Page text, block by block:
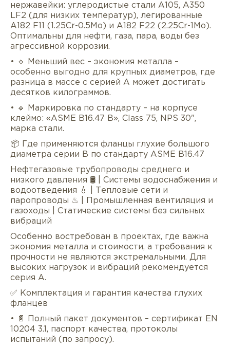
нержавейки: углеродистые стали A105, A350
LF2 (для низких температур), легированные
A182 F11 (1.25Cr-0.5Mo) и A182 F22 (2.25Cr-1Mo).
Оптимальны для нефти, газа, пара, воды без
агрессивной коррозии.
• 🔹 Меньший вес – экономия металла –
особенно выгодно для крупных диаметров, где
разница в массе с серией A может достигать
десятков килограммов.
• 🔹 Маркировка по стандарту – на корпусе
клеймо: «ASME B16.47 B», Class 75, NPS 30",
марка стали.
📦 Где применяются фланцы глухие большого
диаметра серии B по стандарту ASME B16.47
Нефтегазовые трубопроводы среднего и
низкого давления 🛢 | Системы водоснабжения и
водоотведения 💧 | Тепловые сети и
паропроводы ♨ | Промышленная вентиляция и
газоходы | Статические системы без сильных
вибраций
Особенно востребован в проектах, где важна
экономия металла и стоимости, а требования к
прочности не являются экстремальными. Для
высоких нагрузок и вибраций рекомендуется
серия A.
✅ Комплектация и гарантия качества глухих
фланцев
• 📄 Полный пакет документов – сертификат EN
10204 3.1, паспорт качества, протоколы
испытаний (по запросу).